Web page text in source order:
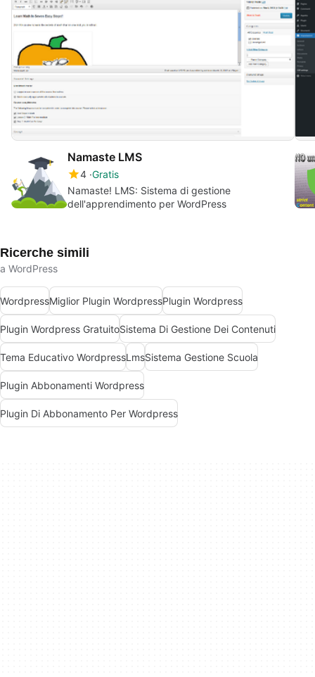
Namaste LMS
4 Gratis
Namaste! LMS: Sistema di gestione
dell'apprendimento per WordPress
Ricerche simili
a WordPress
WordpressMiglior Plugin WordpressPlugin Wordpress
Plugin Wordpress GratuitoSistema Di Gestione Dei Contenuti
Tema Educativo WordpressLmsSistema Gestione Scuola
Plugin Abbonamenti Wordpress
Plugin Di Abbonamento Per Wordpress